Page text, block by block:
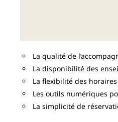
La qualité de
La disponibilité des
La flexibilité des
Les outils numériques
La simplicité de